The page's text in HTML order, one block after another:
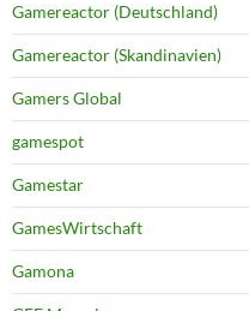
Gamereactor (Deutschland)
Gamereactor (Skandinavien)
Gamers Global
gamespot
Gamestar
GamesWirtschaft
Gamona